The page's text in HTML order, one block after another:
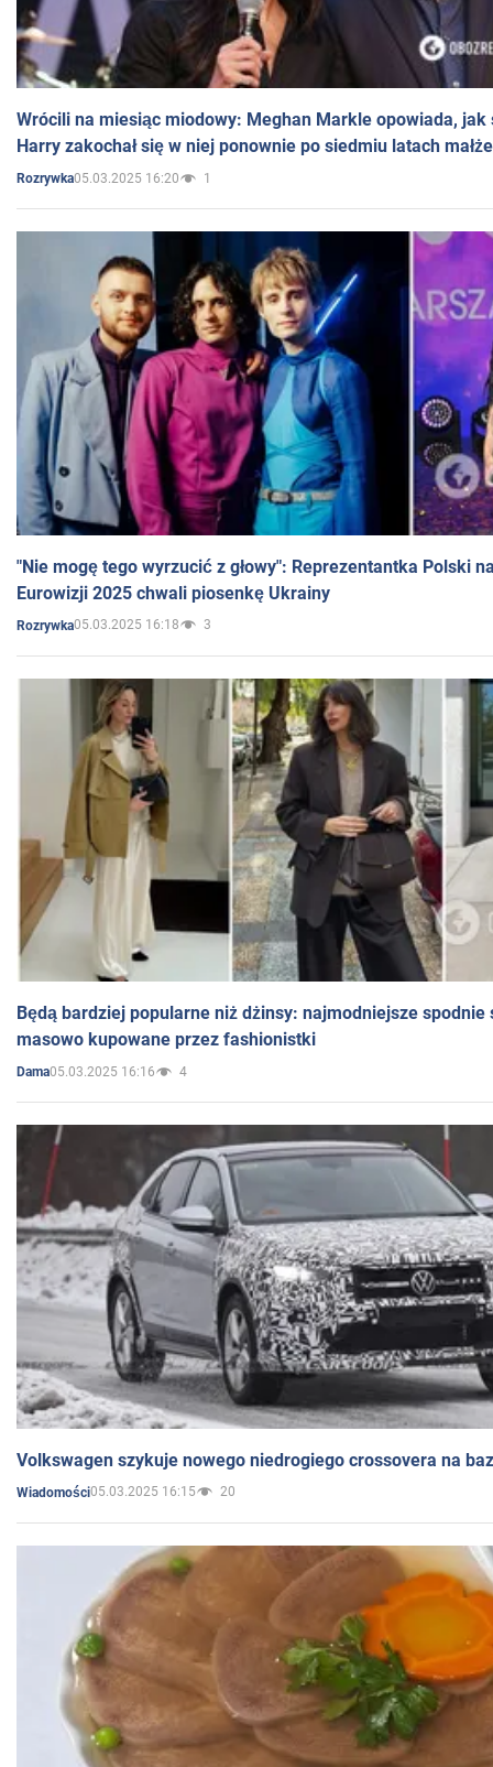
Wrócili na miesiąc miodowy: Meghan Markle opowiada, jak
Harry zakochał się w niej ponownie po siedmiu latach
Rozrywka05.03.2025 16:20 1
"Nie mogę tego wyrzucić z głowy": Reprezentantka Polski
Eurowizji 2025 chwali piosenkę Ukrainy
Rozrywka05.03.2025 16:18 3
Będą bardziej popularne niż dżinsy: najmodniejsze spodnie
masowo kupowane przez fashionistki
Dama05.03.2025 16:16 4
Volkswagen szykuje nowego niedrogiego crossovera na
Wiadomości05.03.2025 16:15 20